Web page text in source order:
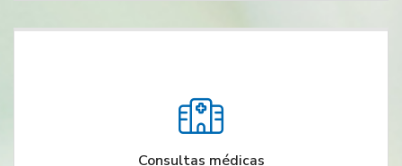
Consultas médicas